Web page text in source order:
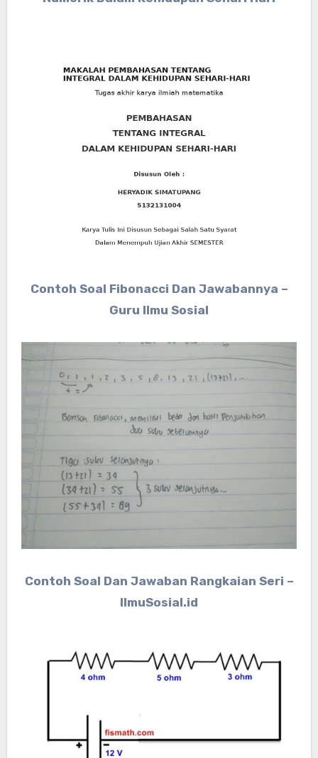
Contoh Soal Fibonacci Dan Jawabannya –
Guru Ilmu Sosial
Contoh Soal Dan Jawaban Rangkaian Seri –
IlmuSosial.id